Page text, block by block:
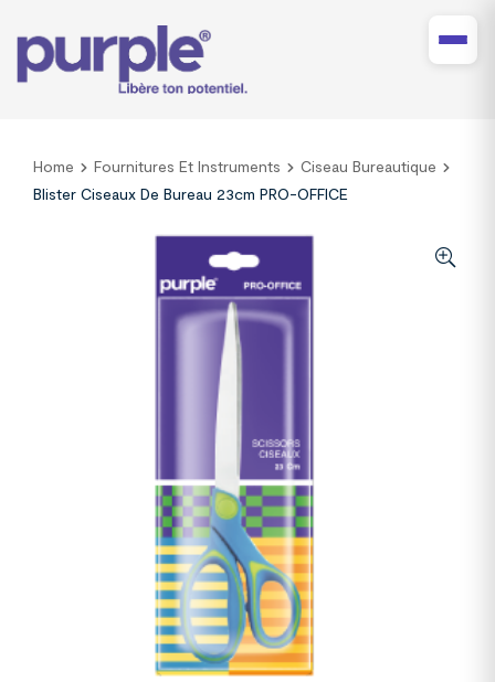
Home Fournitures Et Instruments
Ciseau Bureautique
Blister Ciseaux De Bureau 23cm PRO-OFFICE